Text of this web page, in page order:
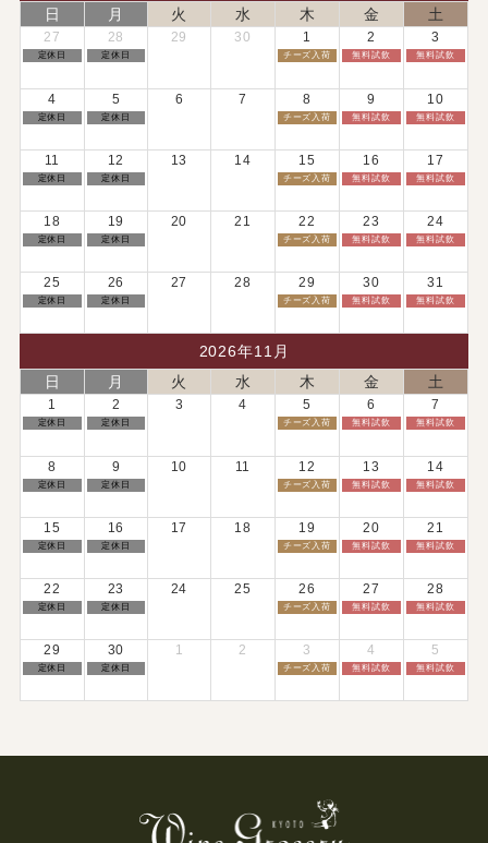
日
月 火 水 木 金 土
27 28 29 30 1 2 3
日
曜
9
2026
定休日
月
曜
9
2026
定休日
木
曜
10
2026
チーズ入荷
金
曜
10
2026
無料試飲
土
曜
10
2026
無料試飲
4 5 6 7 8 9 10
日
曜
10
月
4th
2026
定休日
月
曜
10
月
5th
2026
定休日
木
曜
10
8th
2026
チーズ入荷
金
曜
10
9th
2026
無料試飲
土
曜
10
10th
2026
無料試飲
11 12 13 14 15 16 17
日
曜
10
月
11th
2026
定休日
月
曜
10
月
12th
2026
定休日
木
曜
10
15th
2026
チーズ入荷
金
曜
10
16th
2026
無料試飲
土
曜
10
17th
2026
無料試飲
18 19 20 21 22 23 24
日
曜
10
月
18th
2026
定休日
月
曜
10
月
19th
2026
定休日
木
曜
10
22nd
2026
チーズ入荷
金
曜
10
23rd
2026
無料試飲
土
曜
10
24th
2026
無料試飲
25 26 27 28 29 30 31
日
曜
10
定休日
月
曜
10
定休日
木
曜
10
月
29th
チーズ入荷
金
曜
10
無料試飲
土
曜
10
無料試飲
2026年11月
日
月 火 水 木 金 土
1 2 3 4 5 6 7
日
曜
11
2026
定休日
月
曜
11
2026
定休日
木
曜
11
2026
チーズ入荷
金
曜
11
2026
無料試飲
土
曜
11
2026
無料試飲
8 9 10 11 12 13 14
日
曜
11
月
8th
2026
定休日
月
曜
11
月
9th
2026
定休日
木
曜
11
12th
2026
チーズ入荷
金
曜
11
13th
2026
無料試飲
土
曜
11
14th
2026
無料試飲
15 16 17 18 19 20 21
日
曜
11
月
15th
2026
定休日
月
曜
11
月
16th
2026
定休日
木
曜
11
19th
2026
チーズ入荷
金
曜
11
20th
2026
無料試飲
土
曜
11
21st
2026
無料試飲
22 23 24 25 26 27 28
日
曜
11
月
22nd
2026
定休日
月
曜
11
月
23rd
2026
定休日
木
曜
11
26th
2026
チーズ入荷
金
曜
11
27th
2026
無料試飲
土
曜
11
28th
2026
無料試飲
29 30 1 2 3 4 5
日
曜
11
定休日
月
曜
11
定休日
木
曜
12
チーズ入荷
金
曜
12
無料試飲
土
曜
12
無料試飲